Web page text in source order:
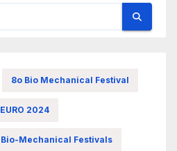
8ο Bio Mechanical Festival
EURO 2024
Bio-Mechanical Festivals